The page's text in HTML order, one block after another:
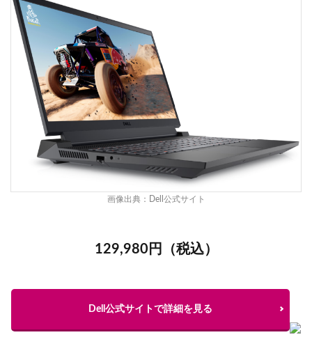
画像出典： Dell公式サイト
129,980円（税込）
Dell公式サイトで詳細を見る